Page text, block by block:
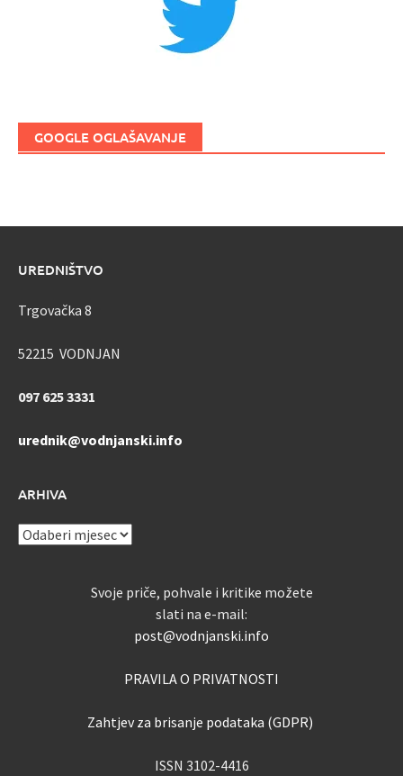
GOOGLE OGLAŠAVANJE
UREDNIŠTVO
Trgovačka 8
52215 VODNJAN
097 625 3331
urednik@vodnjanski.info
ARHIVA
ARHIVA
Svoje priče, pohvale i kritike možete
slati na e-mail:
post@vodnjanski.info
PRAVILA O PRIVATNOSTI
Zahtjev za brisanje podataka (GDPR)
ISSN 3102-4416